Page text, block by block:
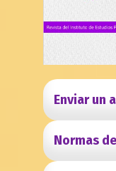
Enviar un
Normas